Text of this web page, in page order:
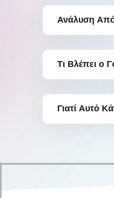
Ανάλυση
Τι Βλέπει ο
Γιατί Αυτό